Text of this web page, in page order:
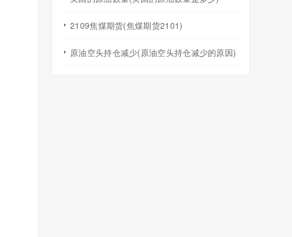
2109焦煤期货(焦煤期货2101)
原油空头持仓减少(原油空头持仓减少的原因)